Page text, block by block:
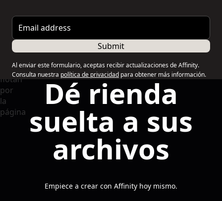
Email address
Submit
Al enviar este formulario, aceptas recibir actualizaciones de Affinity.
Consulta nuestra política de privacidad para obtener más información.
Dé rienda
suelta a sus
archivos
Empiece a crear con Affinity hoy mismo.